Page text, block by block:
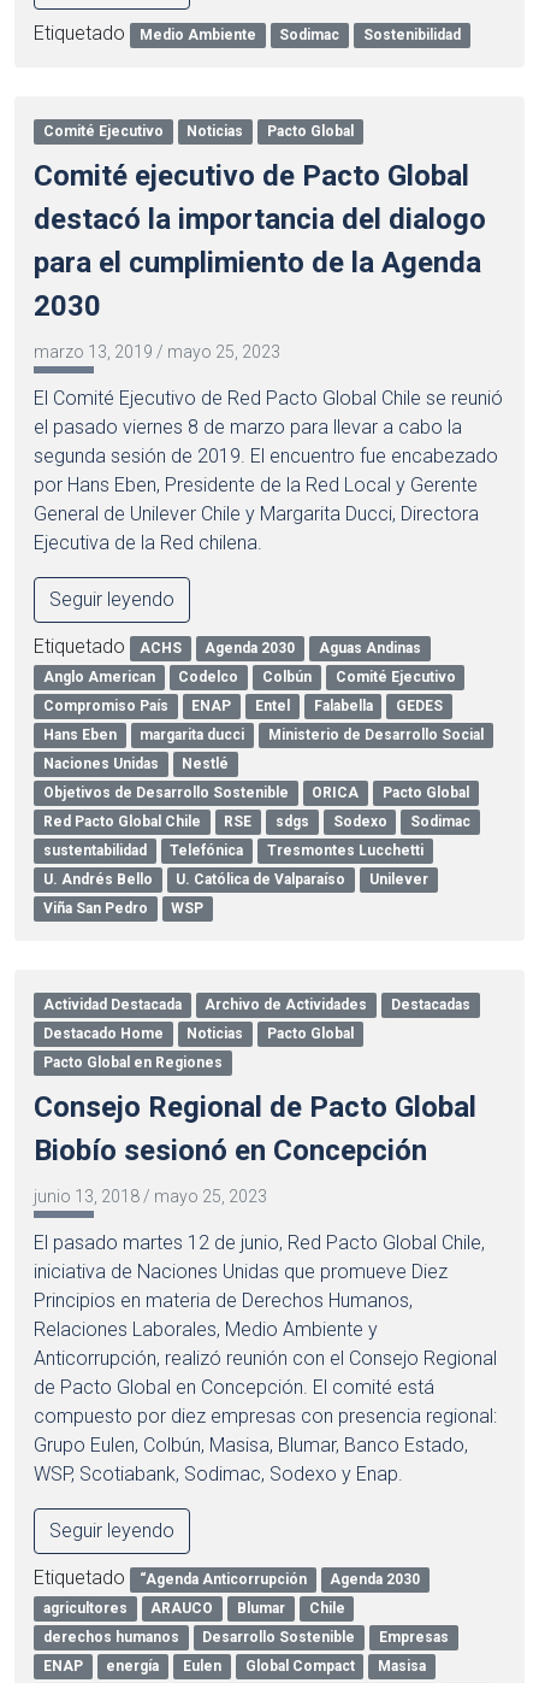
Etiquetado Medio Ambiente Sodimac Sostenibilidad
Comité Ejecutivo Noticias Pacto Global
Comité ejecutivo de Pacto Global
destacó la importancia del dialogo
para el cumplimiento de la Agenda
2030
marzo 13, 2019 / mayo 25, 2023
El Comité Ejecutivo de Red Pacto Global Chile se reunió
el pasado viernes 8 de marzo para llevar a cabo la
segunda sesión de 2019. El encuentro fue encabezado
por Hans Eben, Presidente de la Red Local y Gerente
General de Unilever Chile y Margarita Ducci, Directora
Ejecutiva de la Red chilena.
Seguir leyendo
Etiquetado ACHS Agenda 2030
Aguas Andinas
Anglo American
Codelco Colbún
Comité Ejecutivo
Compromiso País
ENAP Entel Falabella
GEDES
Hans Eben
margarita ducci
Ministerio de Desarrollo Social
Naciones Unidas
Nestlé
Objetivos de Desarrollo Sostenible
ORICA
Pacto Global
Red Pacto Global Chile
RSE sdgs Sodexo
Sodimac
sustentabilidad
Telefónica
Tresmontes Lucchetti
U. Andrés Bello
U. Católica de Valparaíso
Unilever
Viña San Pedro
WSP
Actividad Destacada Archivo de Actividades
Destacadas
Destacado Home
Noticias
Pacto Global
Pacto Global en Regiones
Consejo Regional de Pacto Global
Biobío sesionó en Concepción
junio 13, 2018/ mayo 25, 2023
El pasado martes 12 de junio, Red Pacto Global Chile,
iniciativa de Naciones Unidas que promueve Diez
Principios en materia de Derechos Humanos,
Relaciones Laborales, Medio Ambiente y
Anticorrupción, realizó reunión con el Consejo Regional
de Pacto Global en Concepción. El comité está
compuesto por diez empresas con presencia regional:
Grupo Eulen, Colbún, Masisa, Blumar, Banco Estado,
WSP, Scotiabank, Sodimac, Sodexo y Enap.
Seguir leyendo
Etiquetado “Agenda Anticorrupción
Agenda 2030
agricultores
ARAUCO Blumar
Chile
derechos humanos
Desarrollo Sostenible
Empresas
ENAP
energía Eulen Global Compact
Masisa